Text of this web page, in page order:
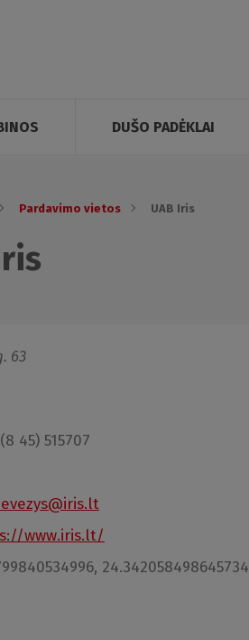
DUŠO PADĖKLAI
Pardavimo vietos UAB Iris
63
(8 45) 515707
www.iris.lt/
24.342058498645734